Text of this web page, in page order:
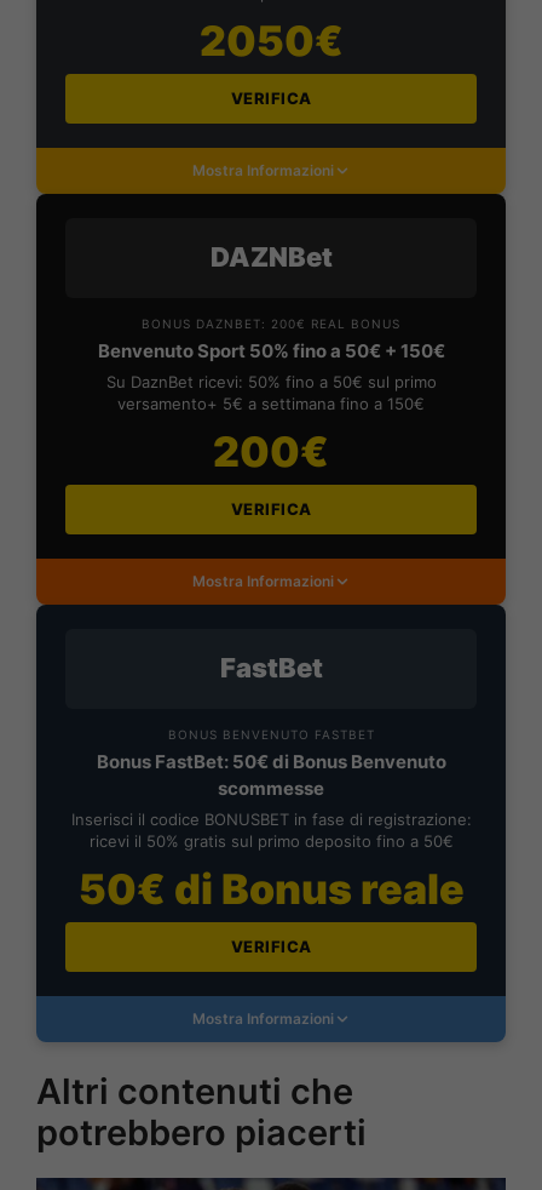
2050€
VERIFICA
Mostra Informazioni
DAZNBet
BONUS DAZNBET: 200€ REAL BONUS
Benvenuto Sport 50% fino a 50€ + 150€
Su DaznBet ricevi: 50% fino a 50€ sul primo
versamento+ 5€ a settimana fino a 150€
200€
VERIFICA
Mostra Informazioni
FastBet
BONUS BENVENUTO FASTBET
Bonus FastBet: 50€ di Bonus Benvenuto
scommesse
Inserisci il codice BONUSBET in fase di registrazione:
ricevi il 50% gratis sul primo deposito fino a 50€
50€ di Bonus reale
VERIFICA
Mostra Informazioni
Altri contenuti che
potrebbero piacerti